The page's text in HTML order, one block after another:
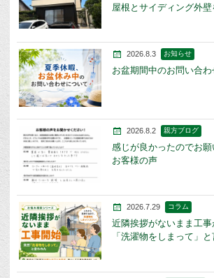
屋根とサイディング外壁
2026.8.3 お知らせ
お盆期間中のお問い合
2026.8.2 親方ブログ
感じが良かったのでお
お客様の声
2026.7.29 コラム
近隣挨拶がないまま工
「洗濯物をしまって」